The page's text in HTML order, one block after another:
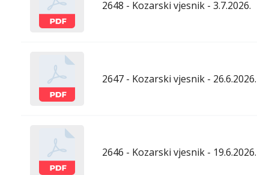
2648 - Kozarski vjesnik - 3.7.2026.
2647 - Kozarski vjesnik - 26.6.2026.
2646 - Kozarski vjesnik - 19.6.2026.